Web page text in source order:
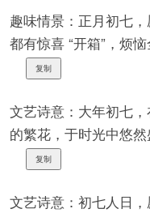
趣味情景：正月初七
都有惊喜 “开箱”，烦恼
复制
文艺诗意：大年初七
的繁花，于时光中悠
复制
文艺诗意：初七人日